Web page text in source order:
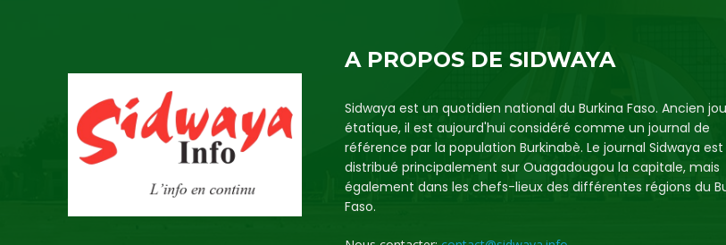
A PROPOS DE SIDWAYA
Sidwaya est un quotidien national du Burkina Faso. Ancien
étatique, il est aujourd'hui considéré comme un journal de
référence par la population Burkinabè. Le journal Sidwaya est
distribué principalement sur Ouagadougou la capitale, mais
également dans les chefs-lieux des différentes régions du
Faso.